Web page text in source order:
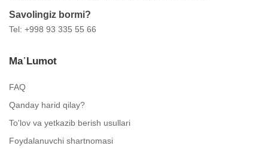
Savolingiz bormi?
Tel: +998 93 335 55 66
Ma᾿lumot
FAQ
Qanday harid qilay?
To'lov va yetkazib berish usullari
Foydalanuvchi shartnomasi